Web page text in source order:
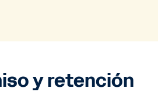
y retención